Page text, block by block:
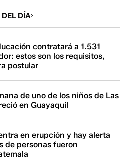
DÍA
contratará a 1.531
estos son los requisitos,
postular
de uno de los niños de Las
en Guayaquil
en erupción y hay alerta
de personas fueron